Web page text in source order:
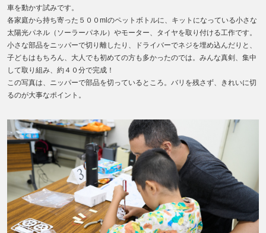
車を動かす試みです。
各家庭から持ち寄った５００mlのペットボトルに、キットになっている小さな
太陽光パネル（ソーラーパネル）やモーター、タイヤを取り付ける工作です。
小さな部品をニッパーで切り離したり、ドライバーでネジを埋め込んだりと、
子どもはもちろん、大人でも初めての方も多かったのでは。みんな真剣、集中
して取り組み、約４０分で完成！
この写真は、ニッパーで部品を切っているところ。バリを残さず、きれいに切
るのが大事なポイント。